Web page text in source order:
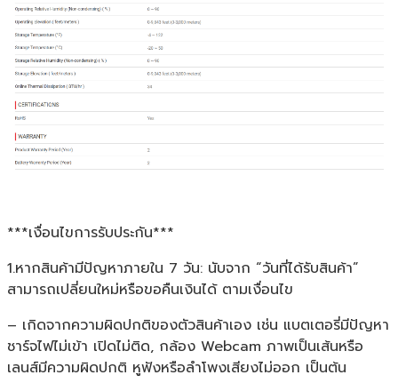
***เงื่อนไขการรับประกัน***
1.หากสินค้ามีปัญหาภายใน 7 วัน: นับจาก “วันที่ได้รับสินค้า”
สามารถเปลี่ยนใหม่หรือขอคืนเงินได้ ตามเงื่อนไข
– เกิดจากความผิดปกติของตัวสินค้าเอง เช่น แบตเตอรี่มีปัญหา
ชาร์จไฟไม่เข้า เปิดไม่ติด, กล้อง Webcam ภาพเป็นเส้นหรือ
เลนส์มีความผิดปกติ หูฟังหรือลำโพงเสียงไม่ออก เป็นต้น